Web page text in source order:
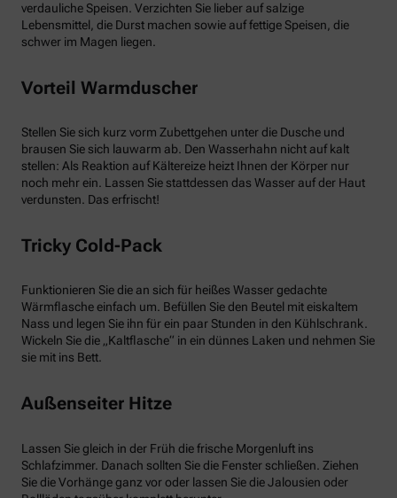
verdauliche Speisen. Verzichten Sie lieber auf salzige
Lebensmittel, die Durst machen sowie auf fettige Speisen, die
schwer im Magen liegen.
Vorteil Warmduscher
Stellen Sie sich kurz vorm Zubettgehen unter die Dusche und
brausen Sie sich lauwarm ab. Den Wasserhahn nicht auf kalt
stellen: Als Reaktion auf Kältereize heizt Ihnen der Körper nur
noch mehr ein. Lassen Sie stattdessen das Wasser auf der Haut
verdunsten. Das erfrischt!
Tricky Cold-Pack
Funktionieren Sie die an sich für heißes Wasser gedachte
Wärmflasche einfach um. Befüllen Sie den Beutel mit eiskaltem
Nass und legen Sie ihn für ein paar Stunden in den Kühlschrank.
Wickeln Sie die „Kaltflasche“ in ein dünnes Laken und nehmen Sie
sie mit ins Bett.
Außenseiter Hitze
Lassen Sie gleich in der Früh die frische Morgenluft ins
Schlafzimmer. Danach sollten Sie die Fenster schließen. Ziehen
Sie die Vorhänge ganz vor oder lassen Sie die Jalousien oder